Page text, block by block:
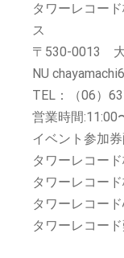
タワーレコー
ス
〒530-0013
NU
TEL：（06）
営業時間
イベント参加
タワーレコー
タワーレコー
タワーレコー
タワーレコー